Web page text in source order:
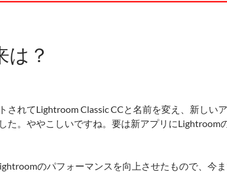
は？
されてLightroom Classic CCと名前を変え、新しい
た。ややこしいですね。要は新アプリにLightroom
のパフォーマンスを向上させたもので、今